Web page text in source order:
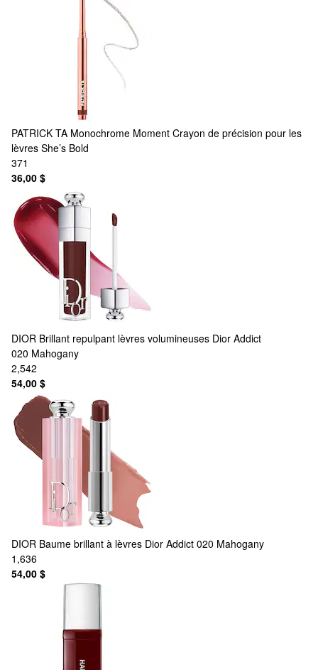
PATRICK TA Monochrome Moment Crayon de précision pour les
lèvres She’s Bold
371
36,00 $
DIOR Brillant repulpant lèvres volumineuses Dior Addict
020 Mahogany
2,542
54,00 $
DIOR Baume brillant à lèvres Dior Addict 020 Mahogany
1,636
54,00 $